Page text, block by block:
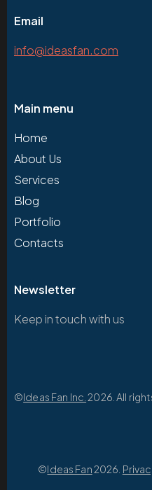
Email
info@ideasfan.com
Main menu
Home
About Us
Services
Blog
Portfolio
Contacts
Newsletter
Keep in touch with us
©Ideas Fan Inc. 2026. All
©Ideas Fan2026.